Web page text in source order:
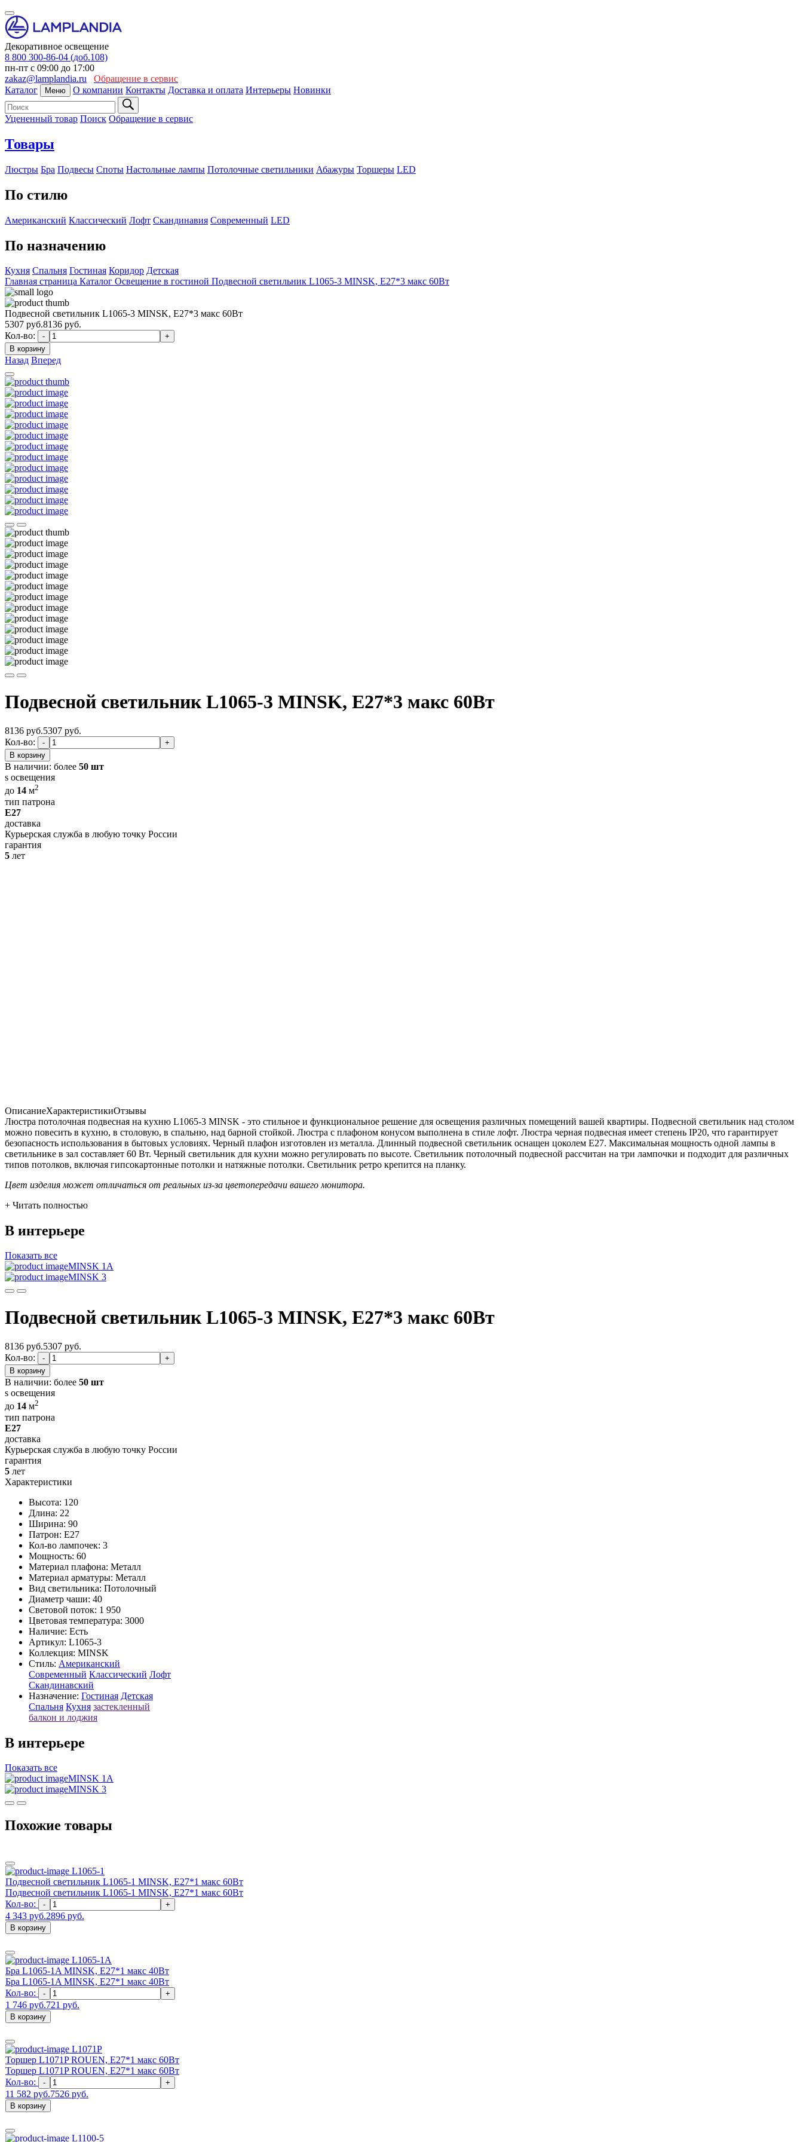
Декоративное освещение
8 800 300-86-04 (доб.108)
пн-пт с 09:00 до 17:00
zakaz@lamplandia.ru
Обращение в сервис
Каталог
Меню О компании Контакты Доставка и оплата Интерьеры Новинки
Уцененный товар Поиск Обращение в сервис
Товары
Люстры Бра Подвесы Споты Настольные лампы Потолочные светильники Абажуры Торшеры LED
По стилю
Американский Классический Лофт Скандинавия Современный LED
По назначению
Кухня Спальня Гостиная Коридор Детская
Главная страница Каталог Освещение в гостиной Подвесной светильник L1065-3 MINSK, Е27*3 макс 60Вт
Подвесной светильник L1065-3 MINSK, Е27*3 макс 60Вт
5307 руб.8136 руб.
Кол-во:
-
+
В корзину
Назад Вперед
Подвесной светильник L1065-3 MINSK, Е27*3 макс 60Вт
8136 руб.5307 руб.
Кол-во:
-
+
В корзину
В наличии: более 50 шт
s освещения
до 14 м2
тип патрона
E27
доставка
Курьерская служба в любую точку России
гарантия
5 лет
ОписаниеХарактеристикиОтзывы
Люстра потолочная подвесная на кухню L1065-3 MINSK - это стильное и функциональное решение для освещения различных помещений вашей квартиры. Подвесной светильник над столом
можно повесить в кухню, в столовую, в спальню, над барной стойкой. Люстра с плафоном конусом выполнена в стиле лофт. Люстра черная подвесная имеет степень IP20, что гарантирует
безопасность использования в бытовых условиях. Черный плафон изготовлен из металла. Длинный подвесной светильник оснащен цоколем Е27. Максимальная мощность одной лампы в
светильнике в зал составляет 60 Вт. Черный светильник для кухни можно регулировать по высоте. Светильник потолочный подвесной рассчитан на три лампочки и подходит для различных
типов потолков, включая гипсокартонные потолки и натяжные потолки. Светильник ретро крепится на планку.
Цвет изделия может отличаться от реальных из-за цветопередачи вашего монитора.
+ Читать полностью
В интерьере
Показать все
MINSK 1A
MINSK 3
Подвесной светильник L1065-3 MINSK, Е27*3 макс 60Вт
8136 руб.5307 руб.
Кол-во:
-
+
В корзину
В наличии: более 50 шт
s освещения
до 14 м2
тип патрона
E27
доставка
Курьерская служба в любую точку России
гарантия
5 лет
Характеристики
Высота: 120
Длина: 22
Ширина: 90
Патрон: E27
Кол-во лампочек: 3
Мощность: 60
Материал плафона: Металл
Материал арматуры: Металл
Вид светильника: Потолочный
Диаметр чаши: 40
Световой поток: 1 950
Цветовая температура: 3000
Наличие: Есть
Артикул: L1065-3
Коллекция: MINSK
Стиль: Американский
Современный Классический Лофт
Скандинавский
Назначение: Гостиная Детская
Спальня Кухня застекленный
балкон и лоджия
В интерьере
Показать все
MINSK 1A
MINSK 3
Похожие товары
L1065-1
Подвесной светильник L1065-1 MINSK, Е27*1 макс 60Вт
Подвесной светильник L1065-1 MINSK, Е27*1 макс 60Вт
Кол-во:
- +
4 343 руб.2896 руб.
В корзину
L1065-1A
Бра L1065-1A MINSK, Е27*1 макс 40Вт
Бра L1065-1A MINSK, Е27*1 макс 40Вт
Кол-во:
- +
1 746 руб.721 руб.
В корзину
L1071P
Торшер L1071P ROUEN, E27*1 макс 60Вт
Торшер L1071P ROUEN, E27*1 макс 60Вт
Кол-во:
- +
11 582 руб.7526 руб.
В корзину
L1100-5